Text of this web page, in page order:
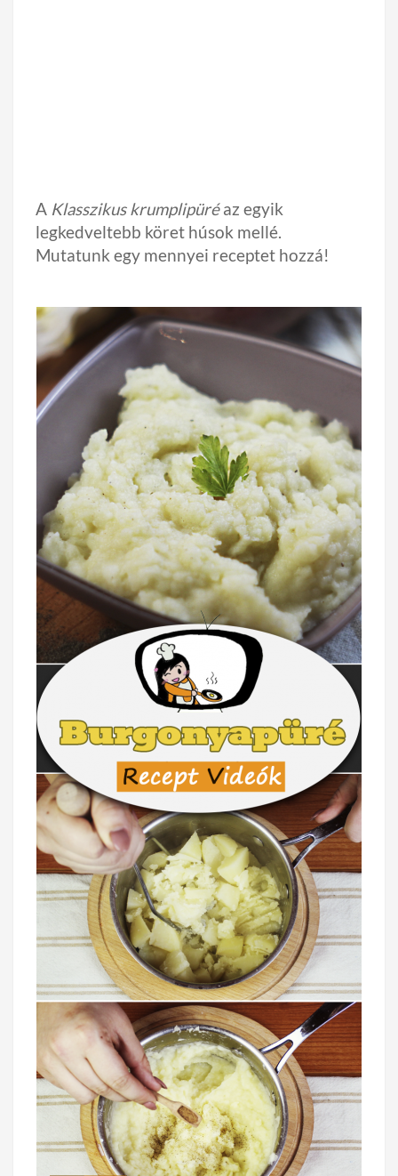
A Klasszikus krumplipüréaz egyik
legkedveltebb köret húsok mellé.
Mutatunk egy mennyei receptet hozzá!